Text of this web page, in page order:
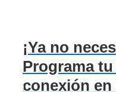
¡Ya no
Programa
conexión